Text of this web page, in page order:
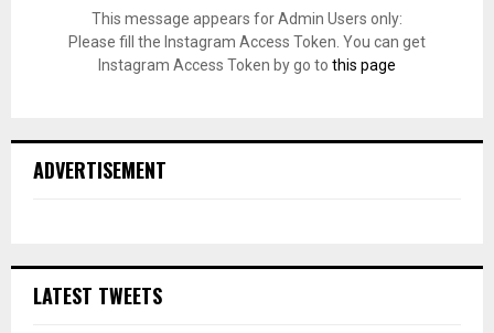
This message appears for Admin Users only:
Please fill the Instagram Access Token. You can get
Instagram Access Token by go to this page
ADVERTISEMENT
LATEST TWEETS